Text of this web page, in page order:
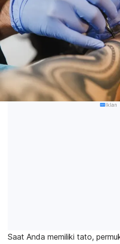
Iklan
Saat Anda memiliki tato,